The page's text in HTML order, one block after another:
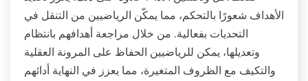
الأهداف شعورًا بالتحكم، مما يمكّن الرياضيين من التنقل في
التحديات بفعالية. من خلال مراجعة أهدافهم بانتظام
وتعديلها، يمكن للرياضيين الحفاظ على المرونة العقلية
والتكيف مع الظروف المتغيرة، مما يعزز في النهاية أدائهم